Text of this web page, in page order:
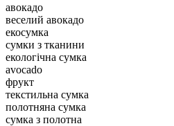
авокадо
веселий авокадо
екосумка
сумки з тканини
екологічна сумка
avocado
фрукт
текстильна сумка
полотняна сумка
сумка з полотна